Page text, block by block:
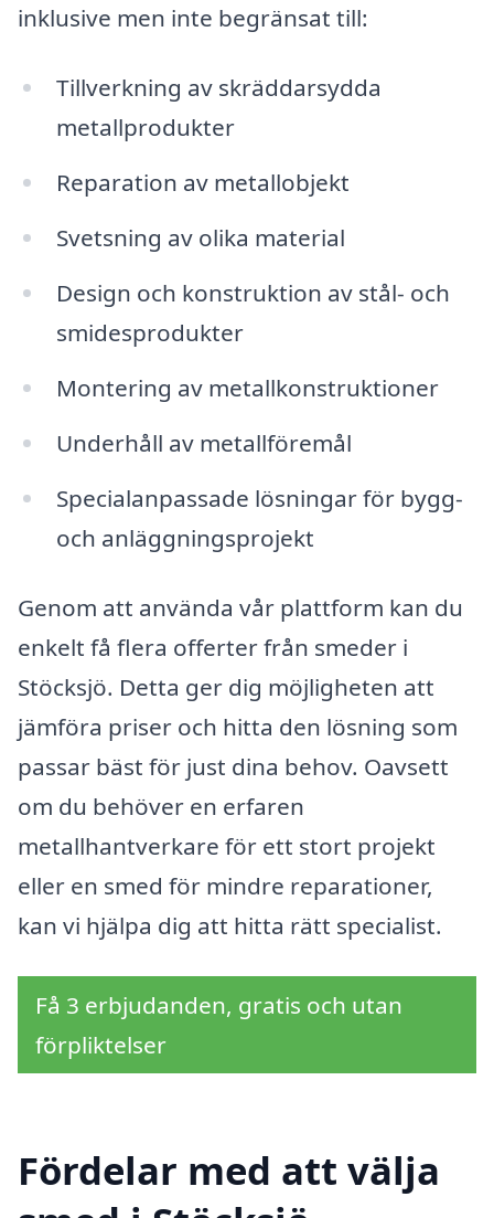
inklusive men inte begränsat till:
Tillverkning av skräddarsydda
metallprodukter
Reparation av metallobjekt
Svetsning av olika material
Design och konstruktion av stål- och
smidesprodukter
Montering av metallkonstruktioner
Underhåll av metallföremål
Specialanpassade lösningar för bygg-
och anläggningsprojekt
Genom att använda vår plattform kan du
enkelt få flera offerter från smeder i
Stöcksjö. Detta ger dig möjligheten att
jämföra priser och hitta den lösning som
passar bäst för just dina behov. Oavsett
om du behöver en erfaren
metallhantverkare för ett stort projekt
eller en smed för mindre reparationer,
kan vi hjälpa dig att hitta rätt specialist.
Få 3 erbjudanden, gratis och utan
förpliktelser
Fördelar med att välja